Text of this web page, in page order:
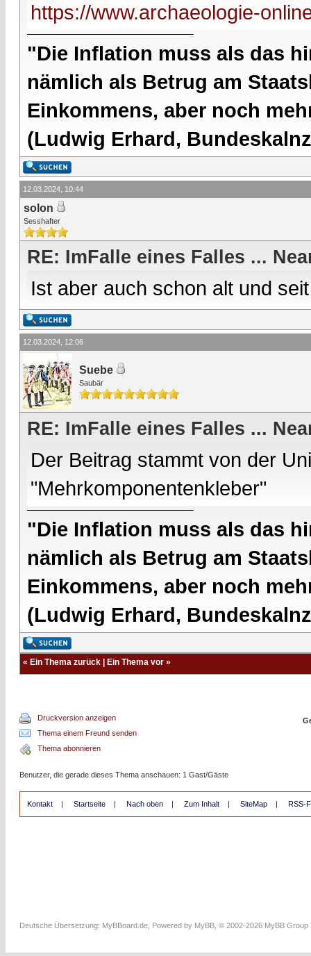
https://www.archaeologie-
"Die Inflation muss als das
nämlich als Betrug am
Einkommens, aber noch
(Ludwig Erhard,
12.03.2024, 10:44
solon
Sesshafter
RE: ImFalle eines Falles ...
Ist aber auch schon alt und
12.03.2024, 12:06
Suebe
Saubär
RE: ImFalle eines Falles ...
Der Beitrag stammt von der
"Mehrkomponentenkleber"
"Die Inflation muss als das
nämlich als Betrug am
Einkommens, aber noch
(Ludwig Erhard,
« Ein Thema zurück Ein Thema vor »
Druckversion anzeigen
Thema einem Freund senden
Thema abonnieren
Benutzer, die gerade dieses Thema anschauen: 1 Gast/Gäste
Kontakt | Startseite | Nach oben | Zum Inhalt | SiteMap | RSS-
Deutsche Übersetzung: MyBBoard.de , Powered by MyBB , © 2002-2026 MyBB Group